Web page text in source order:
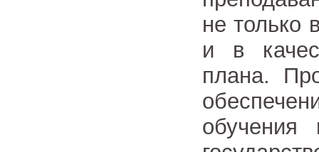
не только
и в
плана.
обучения